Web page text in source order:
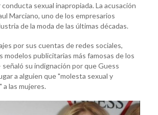
sexual inapropiada. La acusación
Marciano, uno de los empresarios
de la moda de las últimas décadas.
por sus cuentas de redes sociales,
modelos publicitarias más famosas de los
su indignación por que Guess
a alguien que "molesta sexual y
las mujeres.